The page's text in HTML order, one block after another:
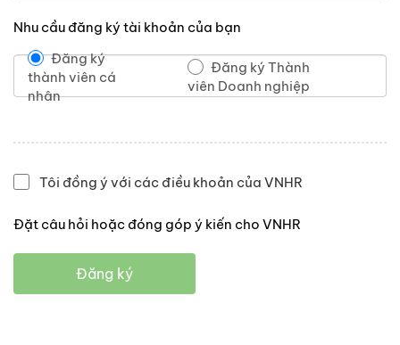
Nhu cầu đăng ký tài khoản của bạn
Đăng ký
thành viên cá
nhân
Đăng ký Thành
viên Doanh nghiệp
Tôi đồng ý với các điều khoản của VNHR
Đặt câu hỏi hoặc đóng góp ý kiến cho VNHR
Đăng ký